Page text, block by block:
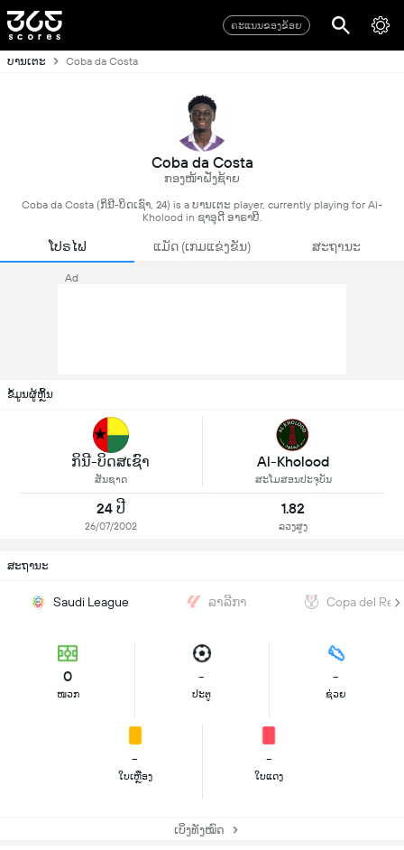
ຄະແນນຂອງຂ້ອຍ
ບານເຕະ Coba da Costa
Coba da Costa
ກອງໜ້າຝັ່ງຊ້າຍ
Coba da Costa (ກິນີ-ບິດເຊົາ, 24) is a ບານເຕະ player, currently playing for Al-
Kholood in ຊາອຸດີ ອາຣາບີ.
ໂປຣໄຟ ແມັດ (ເກມແຂ່ງຂັນ) ສະຖານະ
Ad
ຂໍ້ມູນຜູ້ຫຼິ້ນ
ກິນີ-ບິດສເຊົາ
ສັນຊາດ
Al-Kholood
ສະໂມສອນປະຈຸບັນ
24 ປີ
26/07/2002
1.82
ລວງສູງ
ສະຖານະ
Saudi League ລາລີກາ Copa del Rey
0
ໜວກ
-
ປະຕູ
-
ຊ່ວຍ
-
ໃບເຫຼືອງ
-
ໃບແດງ
ເບິ່ງທັງໝົດ